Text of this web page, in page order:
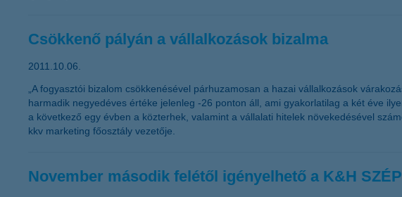
Csökkenő pályán a vállalkozások bizalma
2011.10.06.
„A fogyasztói bizalom csökkenésével párhuzamosan a hazai vállalkozások
harmadik negyedéves értéke jelenleg -26 ponton áll, ami gyakorlatilag a két éve
a következő egy évben a közterhek, valamint a vállalati hitelek növekedésével
kkv marketing főosztály vezetője.
November második felétől igényelhető a K&H